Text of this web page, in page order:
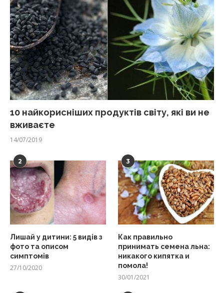
10 найкорисніших продуктів світу, які ви не
вживаєте
14/07/2019
2
Лишай у дитини: 5 видів з
фото та описом
симптомів
27/10/2020
3
Как правильно
принимать семена льна:
никакого кипятка и
помола!
30/01/2021